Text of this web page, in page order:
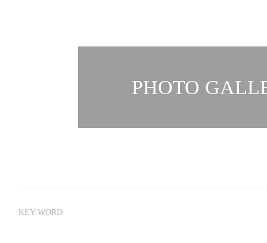
PHOTO
KEY WORD